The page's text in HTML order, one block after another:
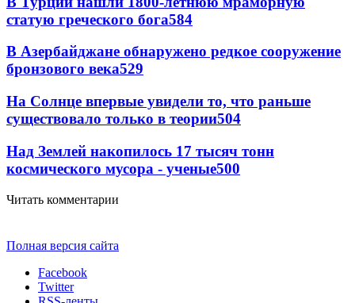
статую греческого бога584
В Азербайджане обнаружено редкое сооружение
бронзового века529
На Солнце впервые увидели то, что раньше
существовало только в теории504
Над Землей накопилось 17 тысяч тонн
космического мусора - ученые500
Читать комментарии
Полная версия сайта
Facebook
Twitter